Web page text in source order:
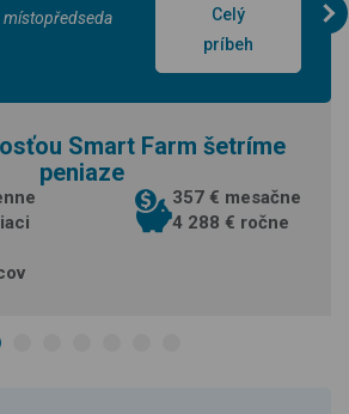
místopředseda
Celý
príbeh
Smart Farm šetríme
peniaze
357 € mesačne
4 288 € ročne